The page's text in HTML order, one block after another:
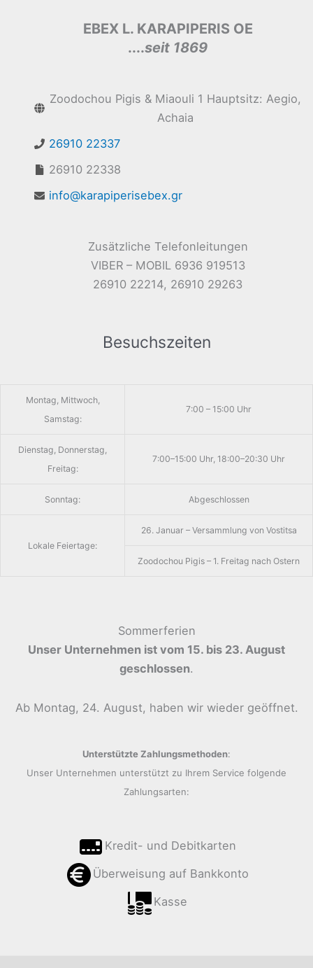
EBEX L. KARAPIPERIS OE
....seit 1869
Zoodochou Pigis & Miaouli 1 Hauptsitz: Aegio,
Achaia
26910 22337
26910 22338
info@karapiperisebex.gr
Zusätzliche Telefonleitungen
VIBER – MOBIL 6936 919513
26910 22214, 26910 29263
Besuchszeiten
Montag, Mittwoch,
Samstag:
7:00 – 15:00 Uhr
Dienstag, Donnerstag,
Freitag:
7:00–15:00 Uhr, 18:00–20:30 Uhr
Sonntag: Abgeschlossen
Lokale Feiertage:
26. Januar – Versammlung von Vostitsa
Zoodochou Pigis – 1. Freitag nach Ostern
Sommerferien
Unser Unternehmen ist vom 15. bis 23. August
geschlossen.
Ab Montag, 24. August, haben wir wieder geöffnet.
Unterstützte Zahlungsmethoden:
Unser Unternehmen unterstützt zu Ihrem Service folgende
Zahlungsarten:
Kredit- und Debitkarten
Überweisung auf Bankkonto
Kasse